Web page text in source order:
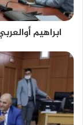
ابراهيم